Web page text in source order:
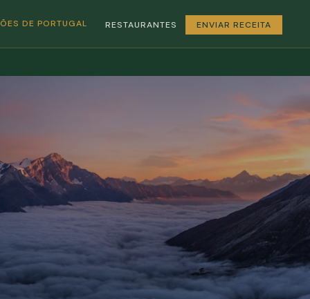
DE PORTUGAL RESTAURANTES ENVIAR RECEITA